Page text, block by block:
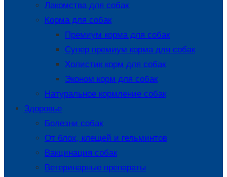
Лакомства для собак
Корма для собак
Премиум корма для собак
Супер премиум корма для собак
Холистик корм для собак
Эконом корм для собак
Натуральное кормление собак
Здоровье
Болезни собак
От блох, клещей и гельминтов
Вакцинация собак
Ветеринарные препараты